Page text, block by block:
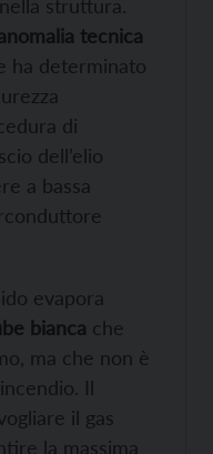
struttura.
tecnica
ha determinato
di
dell’elio
a bassa
evapora
bianca che
ma che non è
Il
il gas
la massima